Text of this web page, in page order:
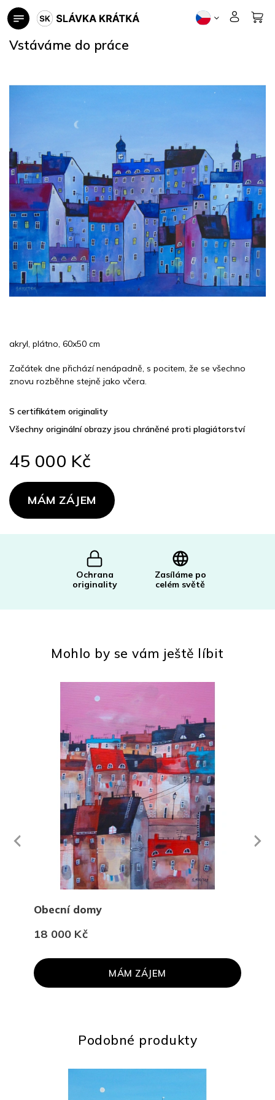
Přejít
na
Vstáváme do práce
S certifikátem originality
Všechny originální obrazy jsou chráněné proti plagiátorství
45 000 Kč
Měrná
cena:MÁM ZÁJEM
akryl, plátno, 60x50 cm
Začátek dne přichází nenápadně, s pocitem, že se všechno
znovu rozběhne stejně jako včera.
Mohlo by se vám ještě líbit
Obecní domy
18 000 Kč
MÁM ZÁJEM
Next
Ochrana
originality
Zasíláme po
celém světě
Podobné produkty